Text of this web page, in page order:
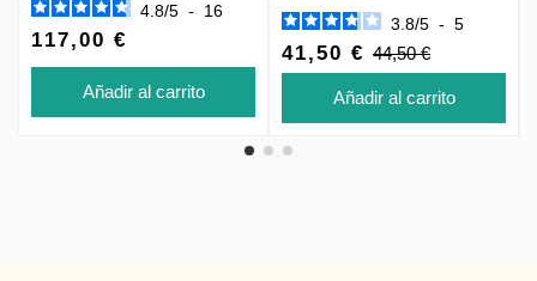
4.8/5 - 16
117,00 €
Añadir al carrito
3.8/5 - 5
41,50 € 44,50 €
Añadir al carrito